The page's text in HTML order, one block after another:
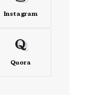
Instagram
Quora